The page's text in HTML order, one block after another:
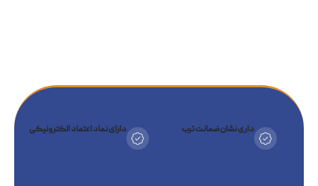
داری نشان ضمانت ترب دارای نماد اعتماد الکترونیکی